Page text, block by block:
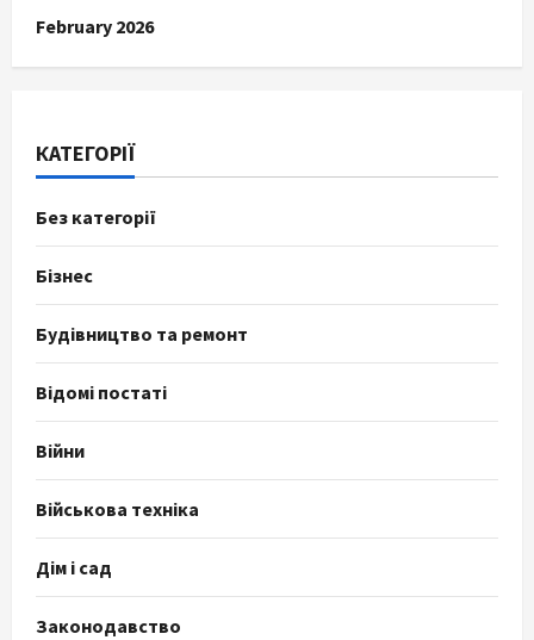
February 2026
КАТЕГОРІЇ
Без категорії
Бізнес
Будівництво та ремонт
Відомі постаті
Війни
Військова техніка
Дім і сад
Законодавство